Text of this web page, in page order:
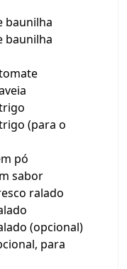
baunilha
baunilha
(para o
pó
sabor
ralado
(opcional)
para